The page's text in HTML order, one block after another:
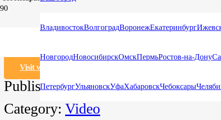
ВладивостокВолгоградВоронежЕкатеринбург
НовгородНовосибирскОмскПермьРостов-на-Дону
ПетербургУльяновскУфаХабаровскЧебоксары
Project Example 2 – Pink
Visit website
Published:12 лет назад
Category: Video